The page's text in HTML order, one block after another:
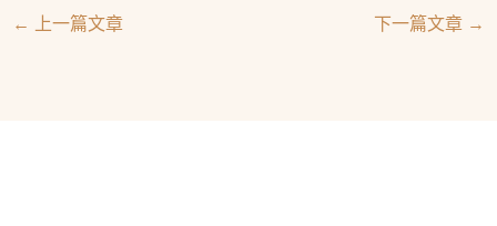
← 上一篇文章 下一篇文章 →